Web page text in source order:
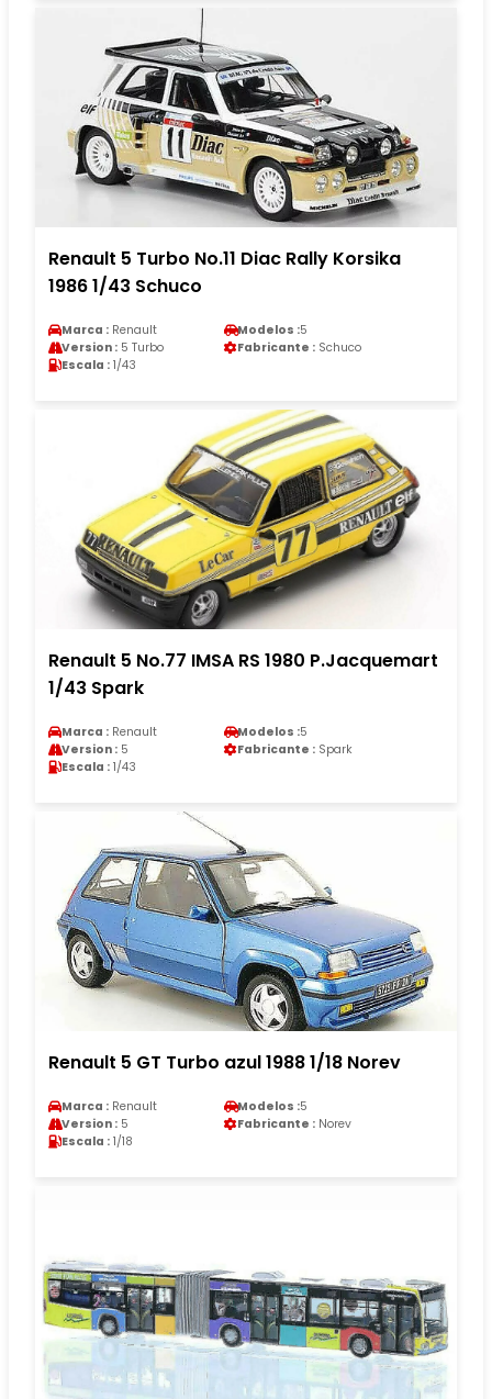
Renault 5 Turbo No.11 Diac Rally Korsika
1986 1/43 Schuco
Marca : Renault Modelos :5
Version : 5 Turbo Fabricante : Schuco
Escala : 1/43
Renault 5 No.77 IMSA RS 1980 P.Jacquemart
1/43 Spark
Marca : Renault Modelos :5
Version : 5 Fabricante : Spark
Escala : 1/43
Renault 5 GT Turbo azul 1988 1/18 Norev
Marca : Renault Modelos :5
Version : 5 Fabricante : Norev
Escala : 1/18